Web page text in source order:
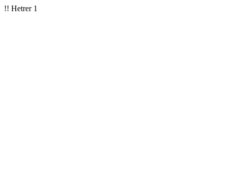
!! Hetrer 1